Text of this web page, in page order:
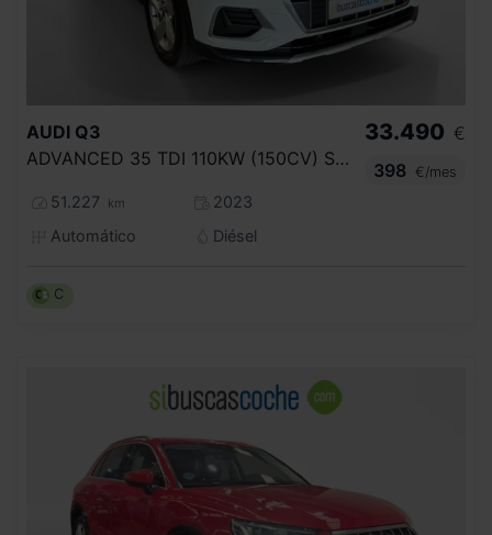
AUDI Q3
ADVANCED 35 TDI 110KW (150CV) S TRONIC
51.227 km
2023
Automático
Diésel
33.490 €
398
€/mes
C